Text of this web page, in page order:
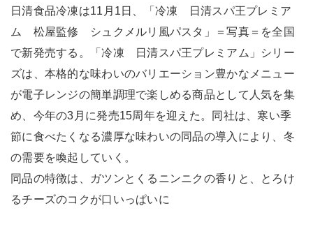
日清食品冷凍は11月1日、「冷凍 日清スパ王プレミア
ム 松屋監修 シュクメルリ風パスタ」＝写真＝を全国
で新発売する。「冷凍 日清スパ王プレミアム」シリー
ズは、本格的な味わいのバリエーション豊かなメニュー
が電子レンジの簡単調理で楽しめる商品として人気を集
め、今年の3月に発売15周年を迎えた。同社は、寒い季
節に食べたくなる濃厚な味わいの同品の導入により、冬
の需要を喚起していく。
同品の特徴は、ガツンとくるニンニクの香りと、とろけ
るチーズのコクが口いっぱいに